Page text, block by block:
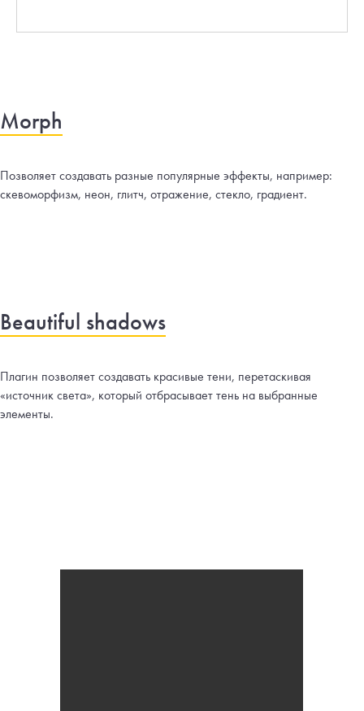
Morph
Позволяет создавать разные популярные эффекты, например:
скевоморфизм, неон, глитч, отражение, стекло, градиент.
Beautiful shadows
Плагин позволяет создавать красивые тени, перетаскивая
«источник света», который отбрасывает тень на выбранные
элементы.